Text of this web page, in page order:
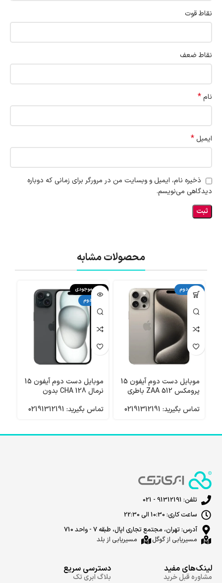
نقاط قوت
نقاط ضعف
نام*
ایمیل *
ذخیره نام، ایمیل و وبسایت من در مرورگر برای زمانی که دوباره
دیدگاهی می‌نویسم.
محصولات مشابه
دست دوم
موبایل دست دوم آیفون 15
پرومکس 512 ZAA باطری
تماس بگیرید: 02191312191
اتمام موجودی
دست دوم
موبایل دست دوم آیفون 15
نرمال 128 CHA بدون
تماس بگیرید: 02191312191
تلفن: 91312191 - 021
ساعت کاری: 10:30 الی 22:30
آدرس: تهران، مجتمع تجاری اپال، طبقه 7 - واحد 710
مسیریابی از گوگل
مسیریابی از بلد
لینک‌های مفید
مشاوره قبل خرید
دسترسی سریع
بلاگ ابری تک